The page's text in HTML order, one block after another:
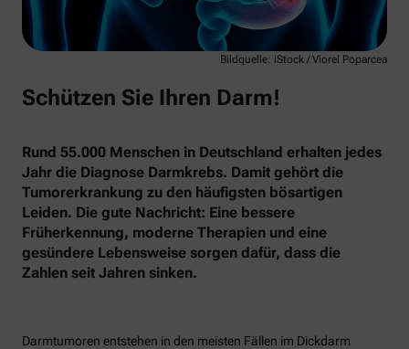
Bildquelle: iStock / Viorel Poparcea
Schützen Sie Ihren Darm!
Rund 55.000 Menschen in Deutschland erhalten jedes
Jahr die Diagnose Darmkrebs. Damit gehört die
Tumorerkrankung zu den häufigsten bösartigen
Leiden. Die gute Nachricht: Eine bessere
Früherkennung, moderne Therapien und eine
gesündere Lebensweise sorgen dafür, dass die
Zahlen seit Jahren sinken.
Darmtumoren entstehen in den meisten Fällen im Dickdarm